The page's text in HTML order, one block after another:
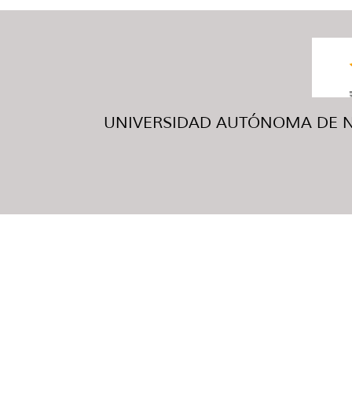
UNIVERSIDAD AUTÓNOMA DE